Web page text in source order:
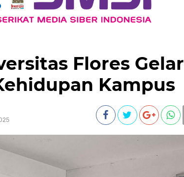
Flores Gelar
Kampus